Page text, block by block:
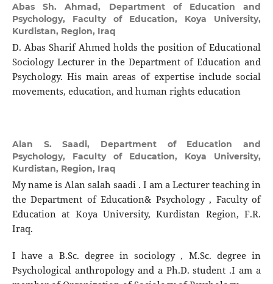
Abas Sh. Ahmad, Department of Education and
Psychology, Faculty of Education, Koya University,
Kurdistan, Region, Iraq
D. Abas Sharif Ahmed holds the position of Educational
Sociology Lecturer in the Department of Education and
Psychology. His main areas of expertise include social
movements, education, and human rights education
Alan S. Saadi, Department of Education and
Psychology, Faculty of Education, Koya University,
Kurdistan, Region, Iraq
My name is Alan salah saadi . I am a Lecturer teaching in
the Department of Education& Psychology , Faculty of
Education at Koya University, Kurdistan Region, F.R.
Iraq.
I have a B.Sc. degree in sociology , M.Sc. degree in
Psychological anthropology and a Ph.D. student .I am a